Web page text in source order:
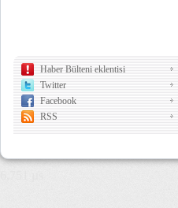
Haber Bülteni eklentisi
Twitter
Facebook
RSS